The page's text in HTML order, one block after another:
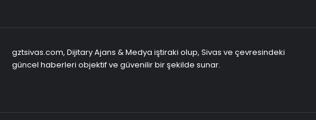
gztsivas.com, Dijitary Ajans & Medya iştiraki olup, Sivas ve çevresindeki
güncel haberleri objektif ve güvenilir bir şekilde sunar.